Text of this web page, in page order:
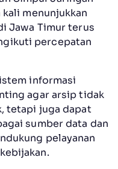
menunjukkan
Jawa Timur terus
percepatan
informasi
agar arsip tidak
tetapi juga dapat
sumber data dan
pelayanan